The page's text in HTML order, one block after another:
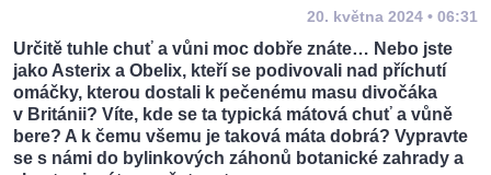
20. května 2024 • 06:31
Určitě tuhle chuť a vůni moc dobře znáte… Nebo jste
jako Asterix a Obelix, kteří se podivovali nad příchutí
omáčky, kterou dostali k pečenému masu divočáka
v Británii? Víte, kde se ta typická mátová chuť a vůně
bere? A k čemu všemu je taková máta dobrá? Vypravte
se s námi do bylinkových záhonů botanické zahrady a